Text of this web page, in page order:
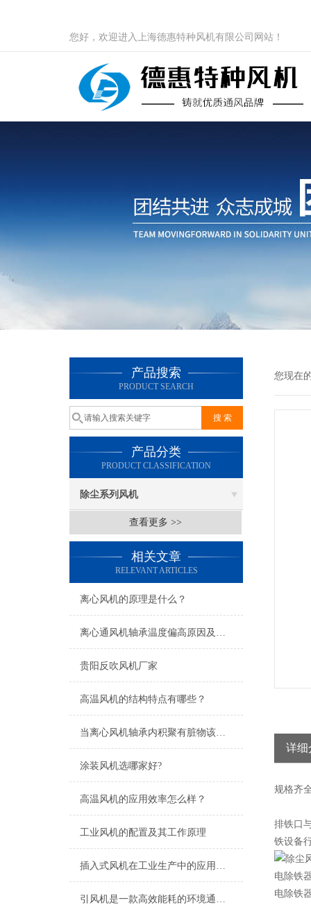
您好，欢迎进入上海德惠特种风机有限公司网站！
产品搜索
PRODUCT SEARCH
产品分类
PRODUCT CLASSIFICATION
除尘系列风机
查看更多 >>
相关文章
RELEVANT ARTICLES
离心风机的原理是什么？
离心通风机轴承温度偏高原因及处理方法
贵阳反吹风机厂家
高温风机的结构特点有哪些？
当离心风机轴承内积聚有脏物该怎么清洗
涂装风机选哪家好?
高温风机的应用效率怎么样？
工业风机的配置及其工作原理
插入式风机在工业生产中的应用及优势
引风机是一款高效能耗的环境通风设备
您现在
详细
规格齐
排铁口
铁设备
电除铁
电除铁